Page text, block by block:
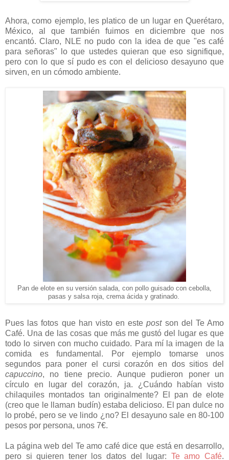
Ahora, como ejemplo, les platico de un lugar en Querétaro,
México, al que también fuimos en diciembre que nos
encantó. Claro, NLE no pudo con la idea de que "es café
para señoras" lo que ustedes quieran que eso signifique,
pero con lo que sí pudo es con el delicioso desayuno que
sirven, en un cómodo ambiente.
Pan de elote en su versión salada, con pollo guisado con cebolla,
pasas y salsa roja, crema ácida y gratinado.
Pues las fotos que han visto en estepostson del Te Amo
Café. Una de las cosas que más me gustó del lugar es que
todo lo sirven con mucho cuidado. Para mí la imagen de la
comida es fundamental. Por ejemplo tomarse unos
segundos para poner el cursi corazón en dos sitios del
capuccino, no tiene precio. Aunque pudieron poner un
círculo en lugar del corazón, ja. ¿Cuándo habían visto
chilaquiles montados tan originalmente? El pan de elote
(creo que le llaman budín) estaba delicioso. El pan dulce no
lo probé, pero se ve lindo ¿no? El desayuno sale en 80-100
pesos por persona, unos 7€.
La página web del Te amo café dice que está en desarrollo,
pero si quieren tener los datos del lugar: Te amo Café.